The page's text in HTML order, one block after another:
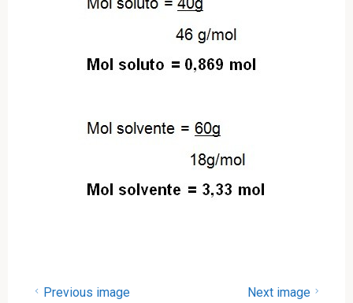
Previous image Next image